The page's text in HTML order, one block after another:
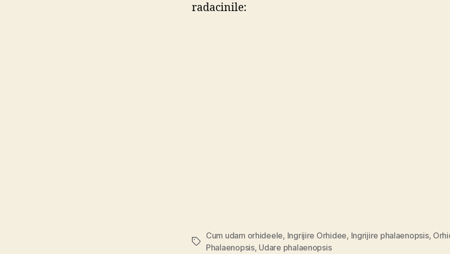
radacinile:
Tags
Cum udam orhideele, Ingrijire Orhidee, Ingrijire phalaenopsis,
Phalaenopsis, Udare phalaenopsis